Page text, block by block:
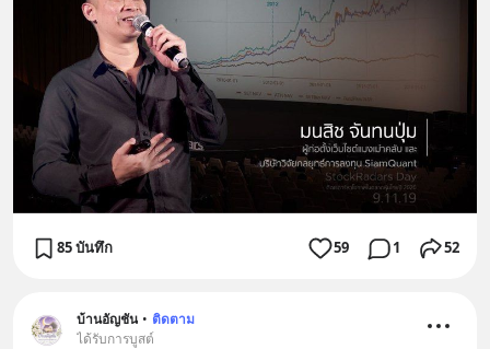
85 บันทึก 59 1 52
บ้านอัญชัน • ติดตาม
ได้รับการบูสต์